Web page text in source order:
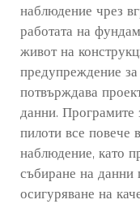
наблюдение чрез
работата на
живот на
предупреждение
потвърждава
данни. Програмите
пилоти все повече
наблюдение, като
събиране на данни
осигуряване на